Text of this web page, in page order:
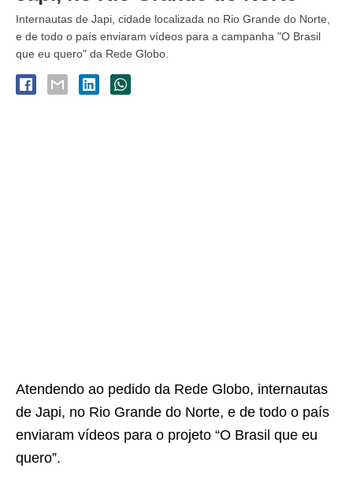
Internautas de Japi, cidade localizada no Rio Grande do Norte,
e de todo o país enviaram vídeos para a campanha "O Brasil
que eu quero" da Rede Globo.
Atendendo ao pedido da Rede Globo, internautas
de Japi, no Rio Grande do Norte, e de todo o país
enviaram vídeos para o projeto “O Brasil que eu
quero”.